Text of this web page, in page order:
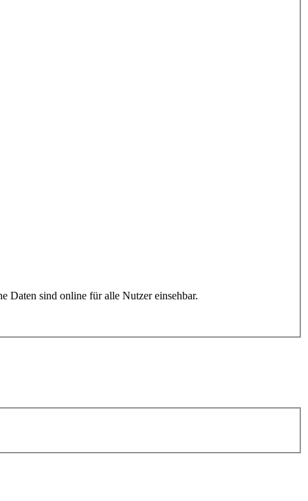
: Die Jobbörse ist eine öffentliche Website auf www.studiwerk.de. Inserate sowie deren Inhalte und personenbezogene Daten sind online für alle Nutzer einsehbar.